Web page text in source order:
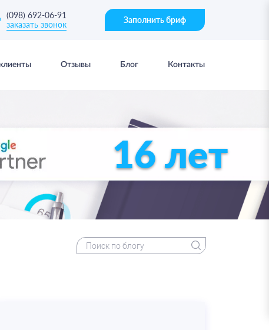
(098) 692-06-91
заказать звонок
Заполнить бриф
Отзывы Блог Контакты
16 лет